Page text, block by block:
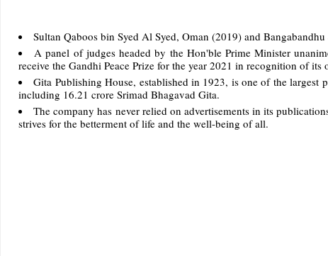
Sultan Qaboos bin Syed Al Syed, Oman (2019) and
A panel of judges headed by the Hon'ble Prime Minister
receive the Gandhi Peace Prize for the year 2021 in recognition of
Gita Publishing House, established in 1923, is one of the
including 16.21 crore Srimad Bhagavad Gita.
The company has never relied on advertisements in its
strives for the betterment of life and the well-being of all.